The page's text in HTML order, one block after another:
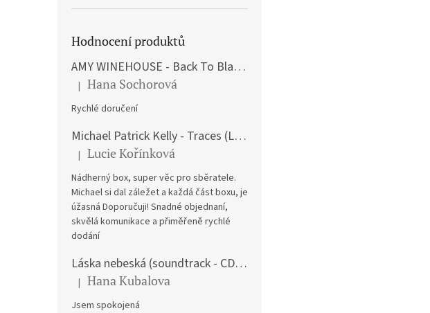
Hodnocení produktů
AMY WINEHOUSE - Back To Black (LP)
The product rating is 5 out of 5 stars.
| Hana Sochorová
Rychlé doručení
Michael Patrick Kelly - Traces (Limited Edition) (Premium Box-Set) (LP)
The product rating is 5 out of 5 stars.
| Lucie Kořínková
Nádherný box, super věc pro sběratele.
Michael si dal záležet a každá část boxu, je
úžasná Doporučuji! Snadné objednaní,
skvělá komunikace a přiměřeně rychlé
dodání
Láska nebeská (soundtrack - CD) Love Actually
The product rating is 5 out of 5 stars.
| Hana Kubalova
Jsem spokojená